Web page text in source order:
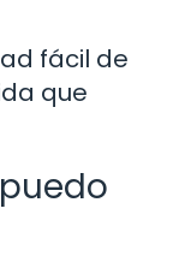
fácil de
que